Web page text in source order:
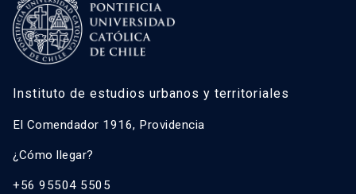
Francisco Sabatini Downey
Gonzalo Salazar Preece
Javier Ruiz-Tagle Venero
Caroline Stamm
Ricardo Truffello Robledo
Magdalena Vicuña Del Río
Instituto de estudios urbanos y territoriales
El Comendador 1916, Providencia
¿Cómo llegar?
+56 95504 5505